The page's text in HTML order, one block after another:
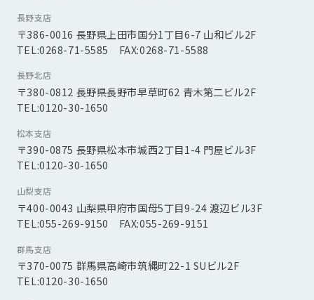
長野支店
〒386-0016 長野県上田市国分1丁目6-7 山和ビル2F
TEL:0268-71-5585 FAX:0268-71-5588
長野北店
〒380-0812 長野県長野市早草町62 青木第二ビル2F
TEL:0120-30-1650
松本支店
〒390-0875 長野県松本市城西2丁目1-4 門屋ビル3F
TEL:0120-30-1650
山梨支店
〒400-0043 山梨県甲府市国母5丁目9-24 渡辺ビル3F
TEL:055-269-9150 FAX:055-269-9151
群馬支店
〒370-0075 群馬県高崎市筑縄町22-1 SUビル2F
TEL:0120-30-1650